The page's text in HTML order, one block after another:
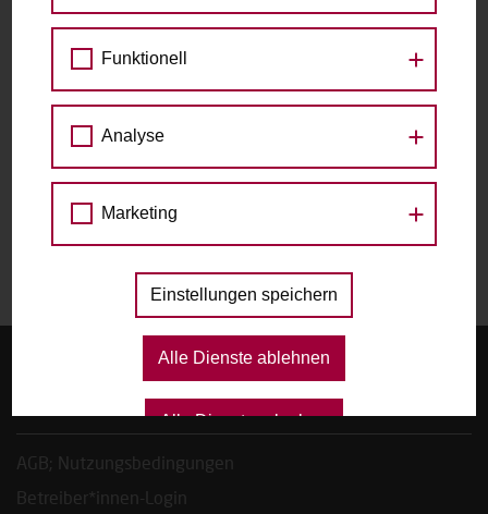
zu den Raddetails
Datum
Das gewählte Datum ist nicht verfügbar.
FAQ, Tipps & Regeln
AGB; Nutzungsbedingungen
Betreiber*innen-Login
Funktionell
Analyse
Marketing
Einstellungen speichern
Alle Dienste ablehnen
Alle Dienste erlauben